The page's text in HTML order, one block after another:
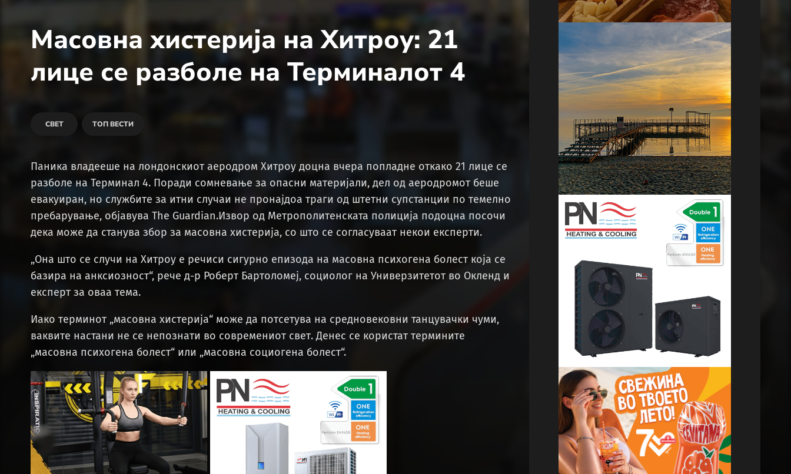
Масовна хистерија на Хитроу: 21
лице се разболе на Терминалот 4
СВЕТ ТОП ВЕСТИ
Паника владееше на лондонскиот аеродром Хитроу доцна вчера попладне откако 21 лице се
разболе на Терминал 4. Поради сомневање за опасни материјали, дел од аеродромот беше
евакуиран, но службите за итни случаи не пронајдоа траги од штетни супстанции по темелно
пребарување, објавува The Guardian.Извор од Метрополитенската полиција подоцна посочи
дека може да станува збор за масовна хистерија, со што се согласуваат некои експерти.
„Она што се случи на Хитроу е речиси сигурно епизода на масовна психогена болест која се
базира на анксиозност“, рече д-р Роберт Бартоломеј, социолог на Универзитетот во Окленд и
експерт за оваа тема.
Иако терминот „масовна хистерија“ може да потсетува на средновековни танцувачки чуми,
ваквите настани не се непознати во современиот свет. Денес се користат термините
„масовна психогена болест“ или „масовна социогена болест“.